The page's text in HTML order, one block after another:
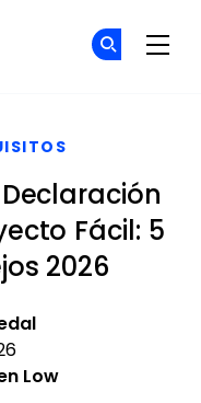
Fácil: 5
2026
Low